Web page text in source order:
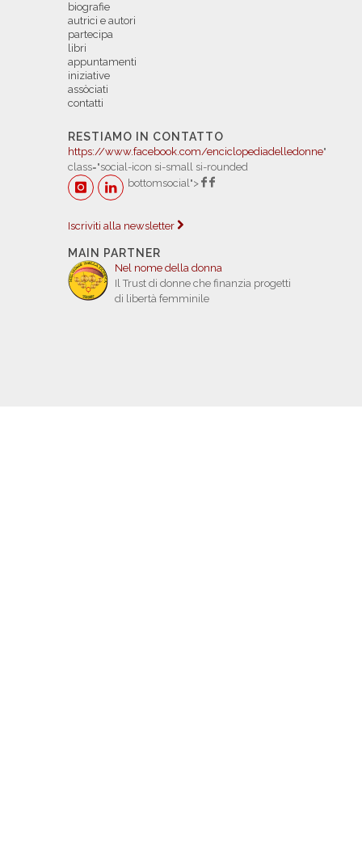
biografie
autrici e autori
partecipa
libri
appuntamenti
iniziative
assòciati
contatti
RESTIAMO IN CONTATTO
https://www.facebook.com/enciclopediadelledonne"
class="social-icon si-small si-rounded
bottomsocial">
Iscriviti alla newsletter
MAIN PARTNER
Nel nome della donna
Il Trust di donne che finanzia progetti
di libertà femminile